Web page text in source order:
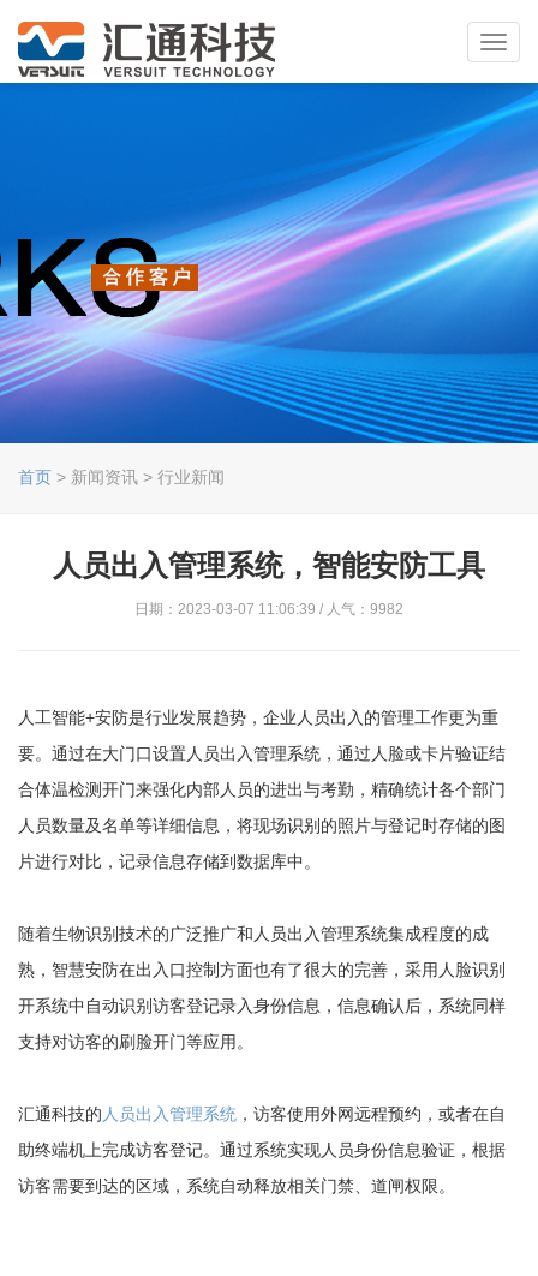
首页 > 新闻资讯 > 行业新闻
人员出入管理系统，智能安防工具
日期：2023-03-07 11:06:39 / 人气：9982
人工智能+安防是行业发展趋势，企业人员出入的管理工作更为重
要。通过在大门口设置人员出入管理系统，通过人脸或卡片验证结
合体温检测开门来强化内部人员的进出与考勤，精确统计各个部门
人员数量及名单等详细信息，将现场识别的照片与登记时存储的图
片进行对比，记录信息存储到数据库中。
随着生物识别技术的广泛推广和人员出入管理系统集成程度的成
熟，智慧安防在出入口控制方面也有了很大的完善，采用人脸识别
开系统中自动识别访客登记录入身份信息，信息确认后，系统同样
支持对访客的刷脸开门等应用。
汇通科技的 人员出入管理系统 ，访客使用外网远程预约，或者在自
助终端机上完成访客登记。通过系统实现人员身份信息验证，根据
访客需要到达的区域，系统自动释放相关门禁、道闸权限。